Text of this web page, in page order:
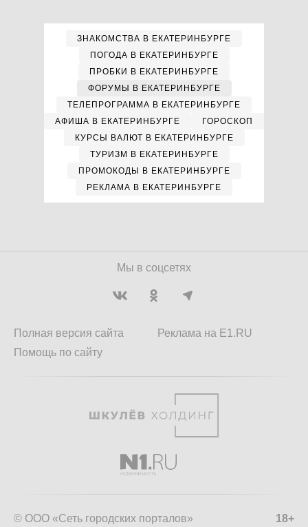
ЗНАКОМСТВА В ЕКАТЕРИНБУРГЕ
ПОГОДА В ЕКАТЕРИНБУРГЕ
ПРОБКИ В ЕКАТЕРИНБУРГЕ
ФОРУМЫ В ЕКАТЕРИНБУРГЕ
ТЕЛЕПРОГРАММА В ЕКАТЕРИНБУРГЕ
АФИША В ЕКАТЕРИНБУРГЕ
ГОРОСКОП
КУРСЫ ВАЛЮТ В ЕКАТЕРИНБУРГЕ
ТУРИЗМ В ЕКАТЕРИНБУРГЕ
ПРОМОКОДЫ В ЕКАТЕРИНБУРГЕ
РЕКЛАМА В ЕКАТЕРИНБУРГЕ
Мы в соцсетях
Полная версия сайта
Помощь по сайту
Реклама на E1.RU
18+
© ООО «Сеть городских порталов»